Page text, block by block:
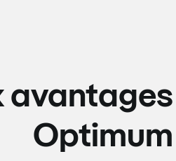
Optimum